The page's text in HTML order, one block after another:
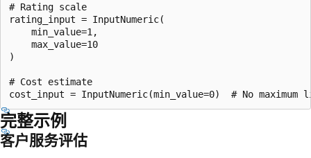
# Rating scale
rating_input = InputNumeric(
    min_value=1,
    max_value=10
)
# Cost estimate
完整示例
客户服务评估